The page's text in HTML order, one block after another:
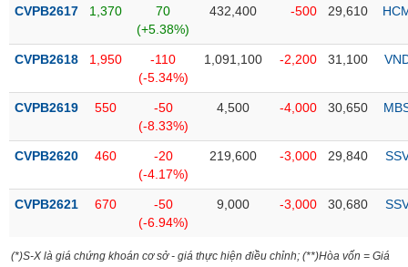
Phân
kỹ
thuật
Hồ
sơ
nghiệp
tức
CVPB2617 1,370
70
(+5.38%)
432,400 -500 29,610
CVPB2618 1,950
-110
(-5.34%)
1,091,100 -2,200 31,100
CVPB2619 550
-50
(-8.33%)
4,500 -4,000 30,650
CVPB2620 460
-20
(-4.17%)
219,600 -3,000 29,840
CVPB2621 670
-50
(-6.94%)
9,000 -3,000 30,680
(*)S-X là giá chứng khoán cơ sở - giá thực hiện điều chỉnh; (**)Hòa vốn = Giá
LƯỢNG
NGUYÊN
LIỆU
NGHIỆP